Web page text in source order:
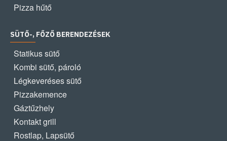
Pizza hűtő
SÜTŐ-, FŐZŐ BERENDEZÉSEK
Statikus sütő
Kombi sütő, pároló
Légkeveréses sütő
Pizzakemence
Gáztűzhely
Kontakt grill
Rostlap, Lapsütő